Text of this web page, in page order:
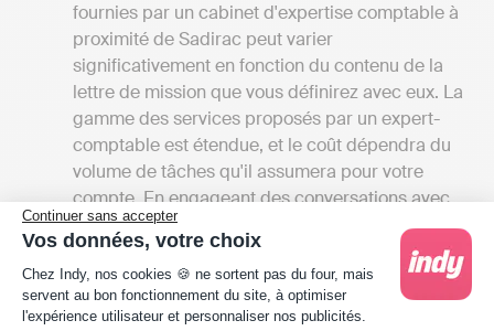
Continuer sans accepter
Vos données, votre choix
Plateforme de Gestion du Consentement :
Chez Indy, nos cookies 🍪 ne sortent pas du four, mais
servent au bon fonctionnement du site, à optimiser
l'expérience utilisateur et personnaliser nos publicités.
fournies par un cabinet d'expertise comptable à
proximité de Sadirac peut varier
significativement en fonction du contenu de la
lettre de mission que vous définirez avec eux. La
gamme des services proposés par un expert-
comptable est étendue, et le coût dépendra du
volume de tâches qu'il assumera pour votre
compte. En engageant des conversations avec
plusieurs spécialistes, vous aurez l'opportunité
de recevoir divers devis et de comparer les
tarifs en fonction des services offerts. Cela vous
permettra également d'avoir une vision